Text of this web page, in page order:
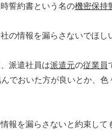
誓約書という名の機密保持
の情報を漏らさないでほし
派遣社員は派遣元の従業員
でおいた方が良いとか、
報を漏らさないと約束し